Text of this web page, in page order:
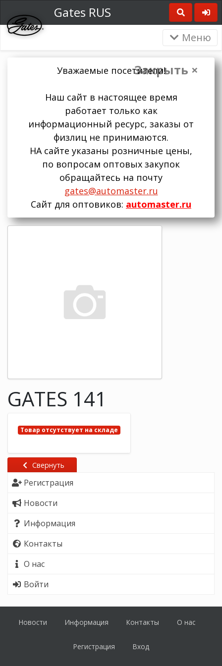
Gates RUS
Меню
Закрыть ×
Уважаемые посетители!
Наш сайт в настоящее время
работает только как
информационный ресурс, заказы от
физлиц не принимаются.
НА сайте указаны розничные цены,
по вопросам оптовых закупок
обращайтесь на почту
gates@automaster.ru
Сайт для оптовиков: automaster.ru
Свернуть
Регистрация
Новости
Информация
Контакты
О нас
Войти
GATES 141
Товар отсутствует на складе
Новости Информация Контакты О нас
Регистрация Вход